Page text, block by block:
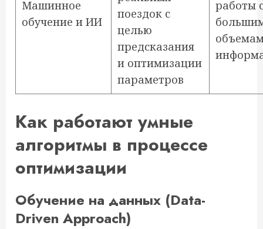
Машинное
обучение и ИИ
поездок с
целью
предсказания
и оптимизации
параметров
работы
Как работают умные
алгоритмы в процессе
оптимизации
Обучение на данных (Data-
Driven Approach)